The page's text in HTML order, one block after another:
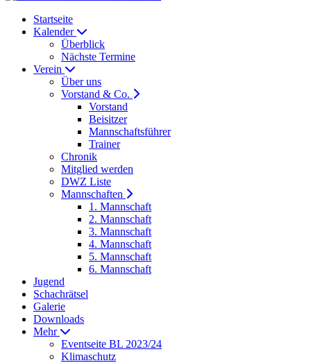
Startseite
Kalender
Überblick
Nächste Termine
Verein
Über uns
Vorstand & Co.
Vorstand
Beisitzer
Mannschaftsführer
Trainer
Chronik
Mitglied werden
DWZ Liste
Mannschaften
1. Mannschaft
2. Mannschaft
3. Mannschaft
4. Mannschaft
5. Mannschaft
6. Mannschaft
Jugend
Schachrätsel
Galerie
Downloads
Mehr
Eventseite BL 2023/24
Klimaschutz